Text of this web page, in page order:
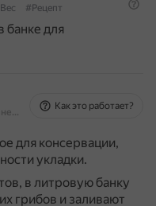
#Рецепт
банке для
На основе источников, возможны неточности
Как это работает?
для консервации,
укладки.
в литровую банку
грибов и заливают